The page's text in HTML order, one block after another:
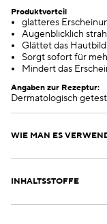
Produktvorteil
glatteres
Augenblicklich
Glättet das Hautbild
Sorgt sofort für
Mindert das
Angaben zur Rezeptur:
Dermatologisch
WIE MAN ES
INHALTSSTOFFE